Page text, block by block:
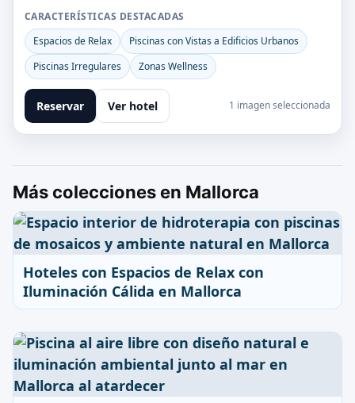
CARACTERÍSTICAS DESTACADAS
Espacios de Relax
Piscinas con Vistas a Edificios Urbanos
Piscinas Irregulares
Zonas Wellness
Reservar Ver hotel 1 imagen seleccionada
Más colecciones en Mallorca
Hoteles con Espacios de Relax con
Iluminación Cálida en Mallorca